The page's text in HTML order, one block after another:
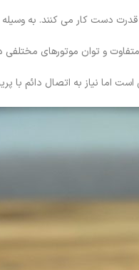
دست کار می کنند. به
و توان موتورهای مختلفی
اما نیاز به اتصال دائم با